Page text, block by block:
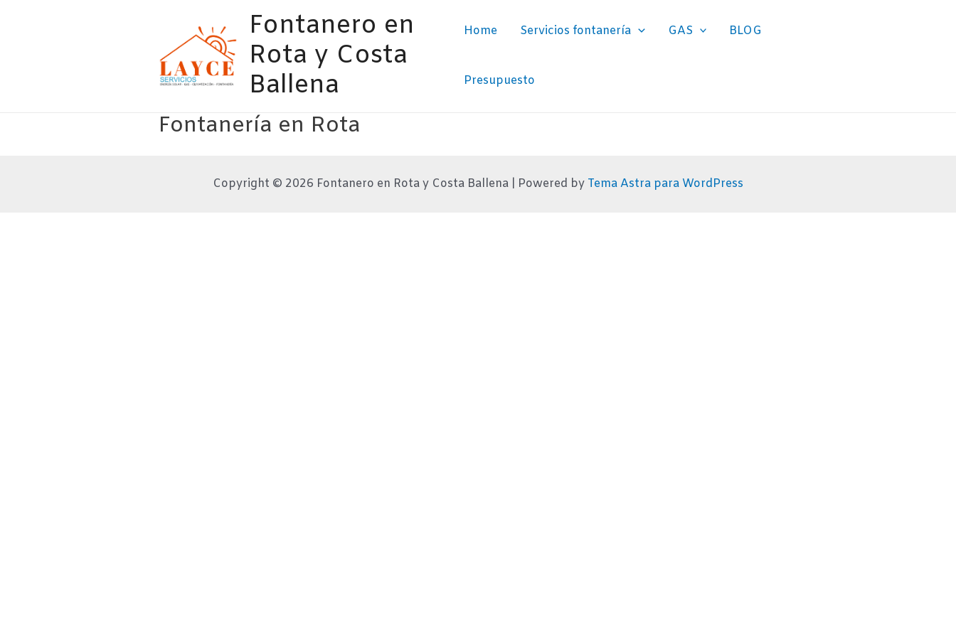
Fontanero en
Rota y Costa
Ballena
Home Servicios fontanería GAS BLOG
Presupuesto
Fontanería en Rota
Copyright © 2026 Fontanero en Rota y Costa Ballena | Powered by Tema Astra para WordPress